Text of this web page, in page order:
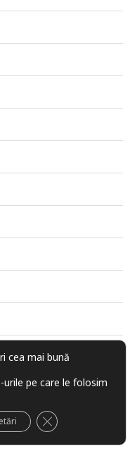
cea mai bună
pe care le folosim
CLOSE GDPR